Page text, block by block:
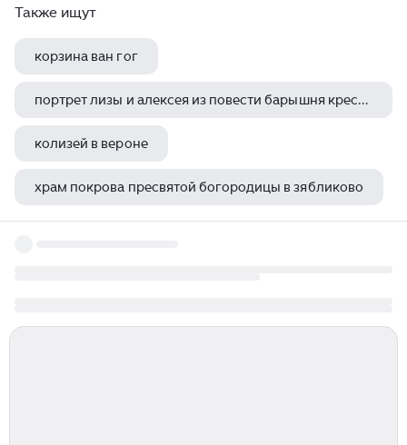
Также ищут
корзина ван гог
портрет лизы и алексея из повести барышня крестьянка
колизей в вероне
храм покрова пресвятой богородицы в зябликово